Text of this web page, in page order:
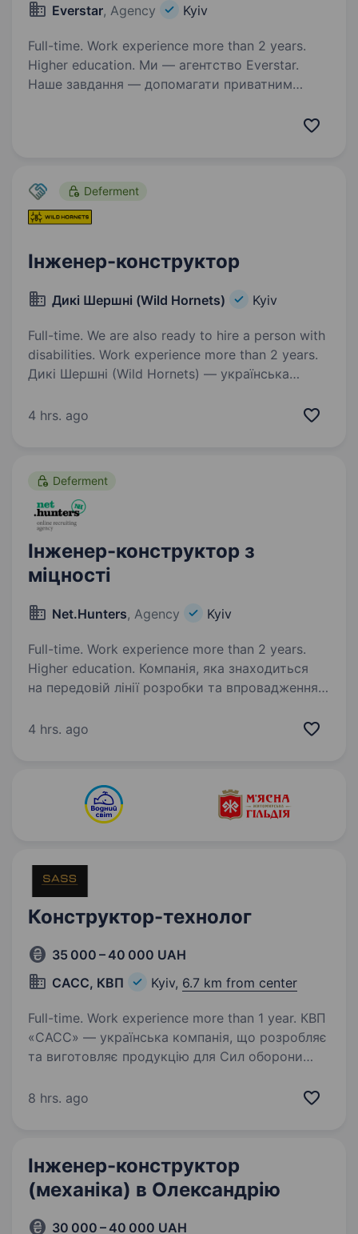
Everstar, Agency Kyiv
Full-time. Work experience more than 2 years.
Higher education. Ми — агентство Everstar.
Наше завдання — допомагати приватним
Deferment
Інженер-конструктор
Дикі Шершні (Wild Hornets) Kyiv
Full-time. We are also ready to hire a person with
disabilities. Work experience more than 2 years.
Дикі Шершні (Wild Hornets) — українська
щодня працюють на фронті. Наші системи
4 hrs. ago
Deferment
Інженер-конструктор з
міцності
Net.Hunters, Agency Kyiv
Full-time. Work experience more than 2 years.
Higher education. Компанія, яка знаходиться
на передовій лінії розробки та впровадження
tech наразі в пошуку Інженера з міцності, який
4 hrs. ago
Конструктор-технолог
35 000 – 40 000 UAH
САСС, КВП
Kyiv, 6.7 km from center
Full-time. Work experience more than 1 year. КВП
«САСС» — українська компанія, що розробляє
та виготовляє продукцію для Сил оборони
запрошуємо до команди конструктора-
8 hrs. ago
Інженер-конструктор
(механіка) в Олександрію
30 000 – 40 000 UAH